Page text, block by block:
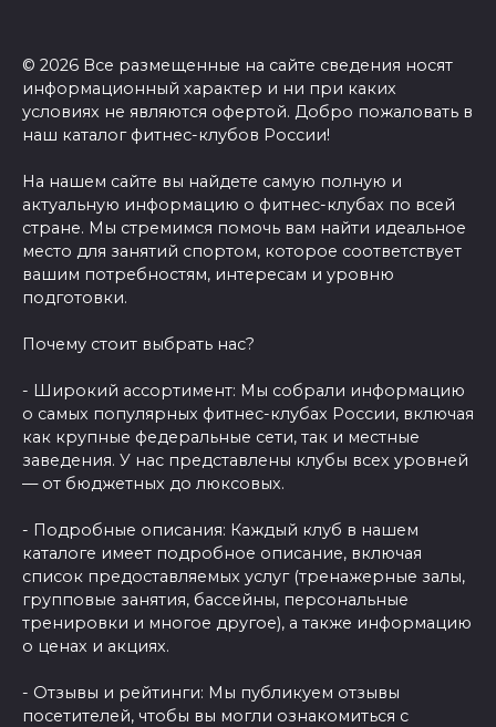
© 2026 Все размещенные на сайте сведения носят
информационный характер и ни при каких
условиях не являются офертой. Добро пожаловать в
наш каталог фитнес-клубов России!
На нашем сайте вы найдете самую полную и
актуальную информацию о фитнес-клубах по всей
стране. Мы стремимся помочь вам найти идеальное
место для занятий спортом, которое соответствует
вашим потребностям, интересам и уровню
подготовки.
Почему стоит выбрать нас?
- Широкий ассортимент: Мы собрали информацию
о самых популярных фитнес-клубах России, включая
как крупные федеральные сети, так и местные
заведения. У нас представлены клубы всех уровней
— от бюджетных до люксовых.
- Подробные описания: Каждый клуб в нашем
каталоге имеет подробное описание, включая
список предоставляемых услуг (тренажерные залы,
групповые занятия, бассейны, персональные
тренировки и многое другое), а также информацию
о ценах и акциях.
- Отзывы и рейтинги: Мы публикуем отзывы
посетителей, чтобы вы могли ознакомиться с